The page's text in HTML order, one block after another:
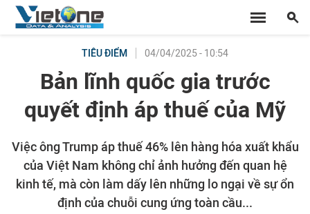
TIÊU ĐIỂM 04/04/2025 - 10:54
Bản lĩnh quốc gia trước
quyết định áp thuế của Mỹ
Việc ông Trump áp thuế 46% lên hàng hóa xuất khẩu
của Việt Nam không chỉ ảnh hưởng đến quan hệ
kinh tế, mà còn làm dấy lên những lo ngại về sự ổn
định của chuỗi cung ứng toàn cầu...